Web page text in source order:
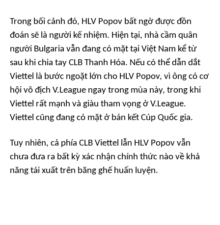
Trong bối cảnh đó, HLV Popov bất ngờ được đồn
đoán sẽ là người kế nhiệm. Hiện tại, nhà cầm quân
người Bulgaria vẫn đang có mặt tại Việt Nam kể từ
sau khi chia tay CLB Thanh Hóa. Nếu có thể dẫn dắt
Viettel là bước ngoặt lớn cho HLV Popov, vì ông có cơ
hội vô địch V.League ngay trong mùa này, trong khi
Viettel rất mạnh và giàu tham vọng ở V.League.
Viettel cũng đang có mặt ở bán kết Cúp Quốc gia.
Tuy nhiên, cả phía CLB Viettel lẫn HLV Popov vẫn
chưa đưa ra bất kỳ xác nhận chính thức nào về khả
năng tái xuất trên băng ghế huấn luyện.